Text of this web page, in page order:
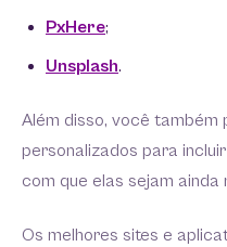
PxHere;
Unsplash.
Além disso, você também
personalizados para
com que elas sejam ainda
Os melhores sites e